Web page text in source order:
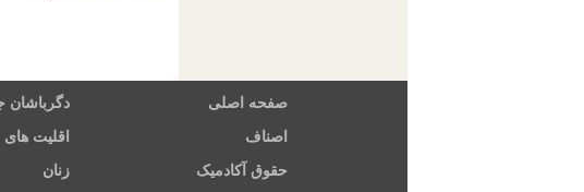
صفحه اصلی دگرباشان
اصناف اقلیت های
حقوق آکادمیک زنان